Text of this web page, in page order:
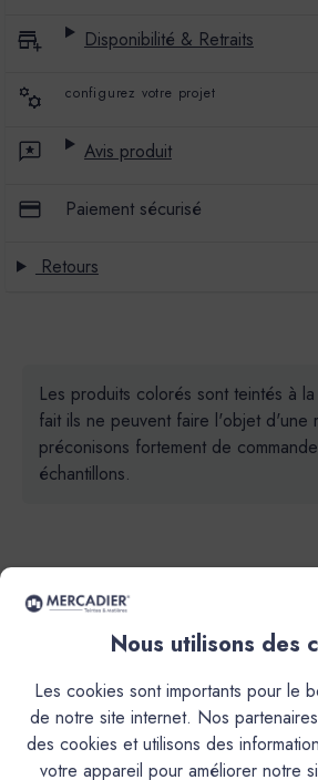
Disponibilité & Retraits
configurez votre projet
Avis produit
Paiement sécurisé
Retours
Les produits colorés sont teintés à
fait ils ne peuvent faire l'objet d'une
préconisons fortement de
échantillons.
Descriptif
Caractéristiques
Nous utilisons des
Les cookies sont importants pour le
de notre site internet. Nos
des cookies et utilisons des
votre appareil pour améliorer notre